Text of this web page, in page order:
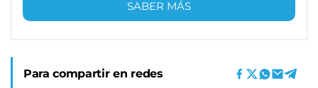
SABER MÁS
Para compartir en redes